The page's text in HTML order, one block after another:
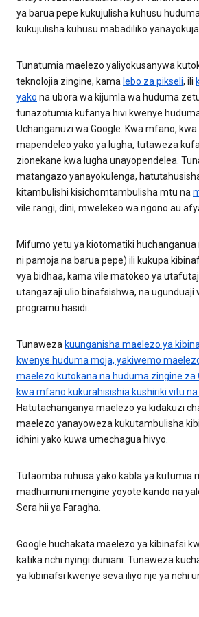
ya barua pepe kukujulisha kuhusu
kukujulisha kuhusu mabadiliko
Tunatumia maelezo yaliyokusanywa
teknolojia zingine, kama lebo za pikseli, ili
yako na ubora wa kijumla wa huduma
tunazotumia kufanya hivi kwenye
Uchanganuzi wa Google. Kwa mfano,
mapendeleo yako ya lugha, tutaweza
zionekane kwa lugha unayopendelea.
matangazo yanayokulenga,
kitambulishi kisichomtambulisha mtu na
vile rangi, dini, mwelekeo wa ngono au
Mifumo yetu ya kiotomatiki
ni pamoja na barua pepe) ili kukupa
vya bidhaa, kama vile matokeo ya
utangazaji ulio binafsishwa, na ugunduaji
programu hasidi.
Tunaweza kuunganisha maelezo ya
kwenye huduma moja, yakiwemo
maelezo kutokana na huduma zingine za
kwa mfano kukurahisishia kushiriki vitu
Hatutachanganya maelezo ya kidakuzi
maelezo yanayoweza kukutambulisha
idhini yako kuwa umechagua hivyo.
Tutaomba ruhusa yako kabla ya kutumia
madhumuni mengine yoyote kando na
Sera hii ya Faragha.
Google huchakata maelezo ya kibinafsi
katika nchi nyingi duniani. Tunaweza
ya kibinafsi kwenye seva iliyo nje ya nchi